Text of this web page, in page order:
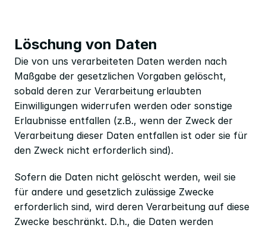
Löschung von Daten
Die von uns verarbeiteten Daten werden nach
Maßgabe der gesetzlichen Vorgaben gelöscht,
sobald deren zur Verarbeitung erlaubten
Einwilligungen widerrufen werden oder sonstige
Erlaubnisse entfallen (z.B., wenn der Zweck der
Verarbeitung dieser Daten entfallen ist oder sie für
den Zweck nicht erforderlich sind).
Sofern die Daten nicht gelöscht werden, weil sie
für andere und gesetzlich zulässige Zwecke
erforderlich sind, wird deren Verarbeitung auf diese
Zwecke beschränkt. D.h., die Daten werden